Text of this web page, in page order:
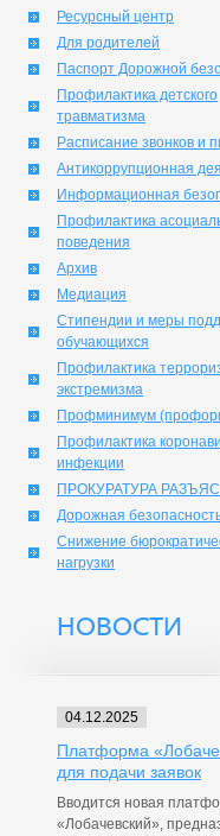
Ресурсный центр
Для родителей
Паспорт Дорожной
Профилактика детского
травматизма
Расписание звонков и
Антикоррупционная
Информационная
Профилактика
поведения
Архив
Медиация
Стипендии и меры
обучающихся
Профилактика
экстремизма
Профминимум
Профилактика
инфекции
ПРОКУРАТУРА
Дорожная
Снижение
нагрузки
НОВОСТИ
04.12.2025
Платформа
для подачи заявок
Вводится новая
«Лобачевский»,